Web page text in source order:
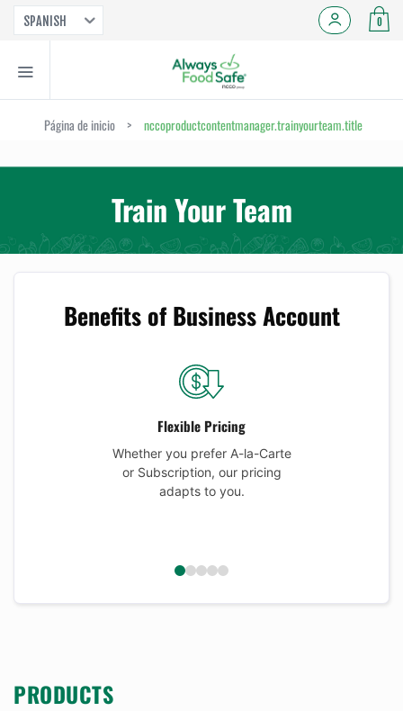
SPANISH 0
Página de inicio > nccoproductcontentmanager.trainyourteam.title
Train Your Team
Benefits of Business Account
Flexible Pricing
Whether you prefer A-la-Carte
or Subscription, our pricing
adapts to you.
PRODUCTS